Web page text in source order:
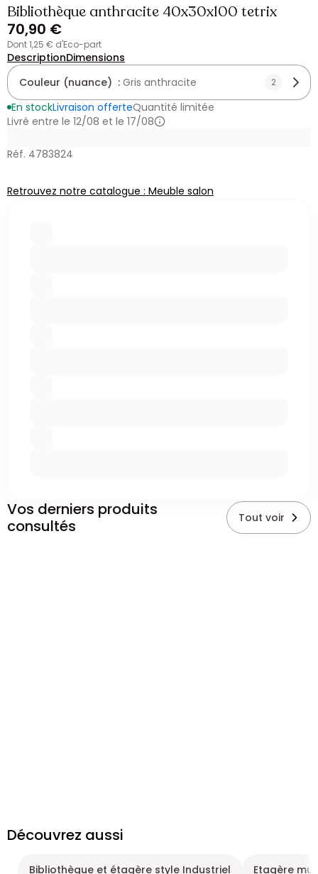
Bibliothèque anthracite 40x30x100 tetrix
70,90 €
dont 1,25 € d'Eco-part
DescriptionDimensions
Couleur (nuance) : Gris anthracite 2
En stockLivraison offerteQuantité limitée
Livré entre le 12/08 et le 17/08
Réf. 4783824
Retrouvez notre catalogue : Meuble salon
Vos derniers produits
consultés
Tout voir
Découvrez aussi
Bibliothèque et étagère style Industriel Etagère